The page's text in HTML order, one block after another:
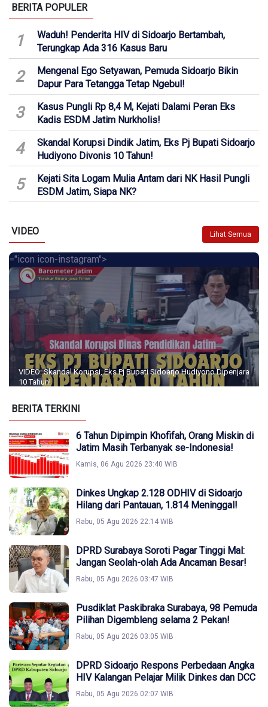
BERITA POPULER
1
Waduh! Penderita HIV di Sidoarjo Bertambah,
Terungkap Ada 316 Kasus Baru
2
Mengenal Ego Setyawan, Pemuda Sidoarjo Bikin
Dapur Para Tetangga Tetap Ngebul!
3
Kasus Pungli Rp 8,4 M, Kejati Dalami Peran Eks
Kadis ESDM Jatim Nurkholis!
4
Skandal Korupsi Dindik Jatim, Eks Pj Bupati Sidoarjo
Hudiyono Divonis 10 Tahun!
5
Kejati Sita Logam Mulia Antam dari NK Hasil Pungli
ESDM Jatim, Siapa NK?
VIDEO Lihat Semua
="icon icon-instagram">
VIDEO: Skandal Korupsi, Eks Pj Bupati Sidoarjo Hudiyono Dipenjara
10 Tahun!
BERITA TERKINI
6 Tahun Dipimpin Khofifah, Orang Miskin di
Jatim Masih Terbanyak se-Indonesia!
Kamis, 06 Agu 2026 23:40 WIB
Dinkes Ungkap 2.128 ODHIV di Sidoarjo
Hilang dari Pantauan, 1.814 Meninggal!
Rabu, 05 Agu 2026 22:14 WIB
DPRD Surabaya Soroti Pagar Tinggi Mal:
Jangan Seolah-olah Ada Ancaman Besar!
Rabu, 05 Agu 2026 03:47 WIB
Pusdiklat Paskibraka Surabaya, 98 Pemuda
Pilihan Digembleng selama 2 Pekan!
Rabu, 05 Agu 2026 03:05 WIB
DPRD Sidoarjo Respons Perbedaan Angka
HIV Kalangan Pelajar Milik Dinkes dan DCC
Rabu, 05 Agu 2026 02:07 WIB